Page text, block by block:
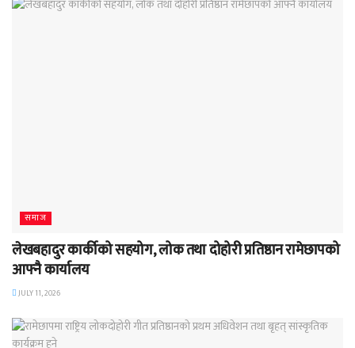
समाज
लेखबहादुर कार्कीको सहयोग, लोक तथा दोहोरी प्रतिष्ठान रामेछापको
आफ्नै कार्यालय
JULY 11, 2026